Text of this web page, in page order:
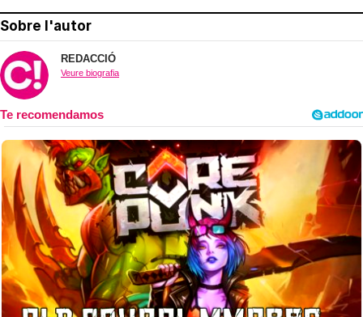
Sobre l'autor
REDACCIÓ
Veure biografia